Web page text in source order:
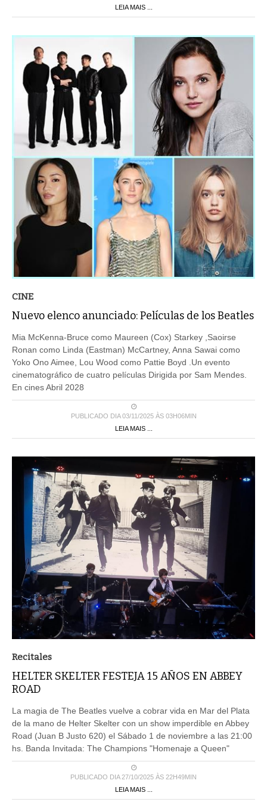
LEIA MAIS ...
CINE
Nuevo elenco anunciado: Películas de los Beatles
Mia McKenna-Bruce como Maureen (Cox) Starkey ,Saoirse
Ronan como Linda (Eastman) McCartney, Anna Sawai como
Yoko Ono Aimee, Lou Wood como Pattie Boyd .Un evento
cinematográfico de cuatro películas Dirigida por Sam Mendes.
En cines Abril 2028
PUBLICADO DIA 03/11/2025 ÀS 03H06MIN
LEIA MAIS ...
Recitales
HELTER SKELTER FESTEJA 15 AÑOS EN ABBEY
ROAD
La magia de The Beatles vuelve a cobrar vida en Mar del Plata
de la mano de Helter Skelter con un show imperdible en Abbey
Road (Juan B Justo 620) el Sábado 1 de noviembre a las 21:00
hs. Banda Invitada: The Champions "Homenaje a Queen"
PUBLICADO DIA 27/10/2025 ÀS 22H49MIN
LEIA MAIS ...